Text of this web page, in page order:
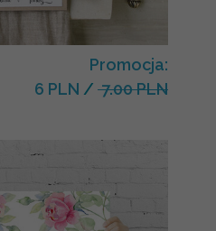
Promocja:
6 PLN / 7.00 PLN